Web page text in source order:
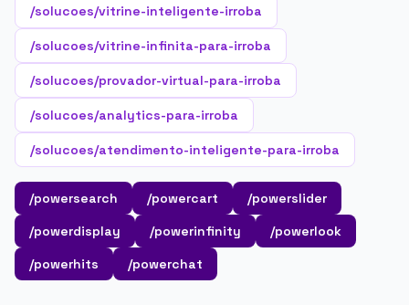
/solucoes/vitrine-inteligente-irroba
/solucoes/vitrine-infinita-para-irroba
/solucoes/provador-virtual-para-irroba
/solucoes/analytics-para-irroba
/solucoes/atendimento-inteligente-para-irroba
/powersearch /powercart
/powerslider
/powerdisplay
/powerinfinity
/powerlook
/powerhits
/powerchat